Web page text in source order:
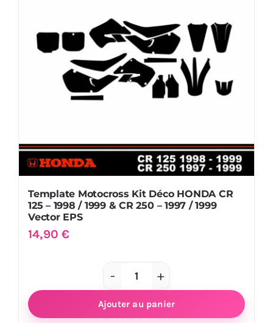
Template Motocross Kit Déco HONDA CR
125 – 1998 / 1999 & CR 250 – 1997 / 1999
Vector EPS
14,90€
quantité
de
Template
Ajouter au panier